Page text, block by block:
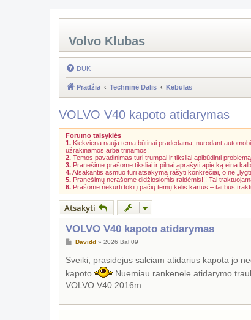
Volvo Klubas
DUK
Pradžia Techninė Dalis Kėbulas
VOLVO V40 kapoto atidarymas
Forumo taisyklės
1. Kiekviena nauja tema būtinai pradedama, nurodant
užrakinamos arba trinamos!
2. Temos pavadinimas turi trumpai ir tiksliai apibūdinti
3. Pranešime prašome tiksliai ir pilnai aprašyti apie ką eina
4.Atsakantis asmuo turi atsakymą rašyti konkrečiai, o ne
5. Pranešimų nerašome didžiosiomis raidėmis!!! Tai
6. Prašome nekurti tokių pačių temų kelis kartus – tai bus
Atsakyti
VOLVO V40 kapoto atidarymas
S
n
a
r
Davidd» 2026 Bal 09
Sveiki, prasidejus salciam atidarius kapota jo
kapoto
Nuemiau rankenele atidarymo
VOLVO V40 2016m